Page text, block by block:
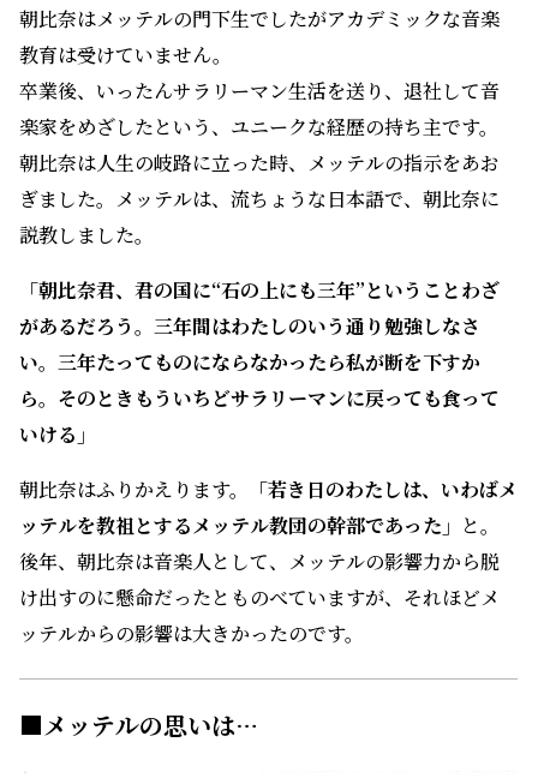
朝比奈はメッテルの門下生でしたがアカデミックな音楽
教育は受けていません。
卒業後、いったんサラリーマン生活を送り、退社して音
楽家をめざしたという、ユニークな経歴の持ち主です。
朝比奈は人生の岐路に立った時、メッテルの指示をあお
ぎました。メッテルは、流ちょうな日本語で、朝比奈に
説教しました。
「朝比奈君、君の国に“石の上にも三年”ということわざ
があるだろう。三年間はわたしのいう通り勉強しなさ
い。三年たってものにならなかったら私が断を下すか
ら。そのときもういちどサラリーマンに戻っても食って
いける」
朝比奈はふりかえります。
「若き日のわたしは、いわばメ
ッテルを教祖とするメッテル教団の幹部であった」 と。
後年、朝比奈は音楽人として、メッテルの影響力から脱
け出すのに懸命だったとものべていますが、それほどメ
ッテルからの影響は大きかったのです。
■メッテルの思いは…